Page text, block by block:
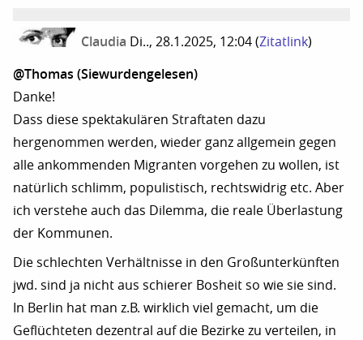
Claudia Di.., 28.1.2025, 12:04 (Zitatlink)
@Thomas (Siewurdengelesen)
Danke!
Dass diese spektakulären Straftaten dazu
hergenommen werden, wieder ganz allgemein gegen
alle ankommenden Migranten vorgehen zu wollen, ist
natürlich schlimm, populistisch, rechtswidrig etc. Aber
ich verstehe auch das Dilemma, die reale Überlastung
der Kommunen.
Die schlechten Verhältnisse in den Großunterkünften
jwd. sind ja nicht aus schierer Bosheit so wie sie sind.
In Berlin hat man z.B. wirklich viel gemacht, um die
Geflüchteten dezentral auf die Bezirke zu verteilen, in